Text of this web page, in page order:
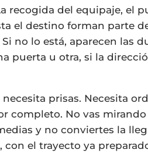
recogida del equipaje, el
el destino forman parte
no lo está, aparecen las
puerta u otra, si la
prisas. Necesita
completo. No vas
y no conviertes la
con el trayecto ya